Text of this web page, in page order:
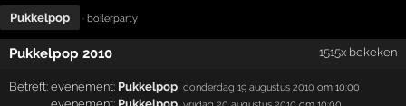
Pukkelpop · boilerparty
Pukkelpop 2010 1515x bekeken
Betreft:evenement: Pukkelpop ,donderdag 19 augustus 2010 om 10:00